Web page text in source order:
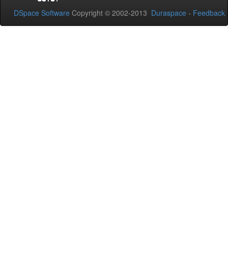
DSpace Software Copyright © 2002-2013 Duraspace - Feedback